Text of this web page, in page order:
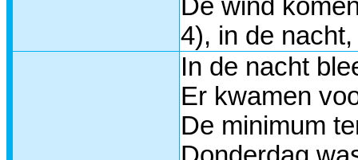
De wind
4), in de
In de nacht
Er kwamen
De minimum